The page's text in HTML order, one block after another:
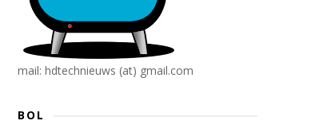
mail: hdtechnieuws (at) gmail.com
BOL